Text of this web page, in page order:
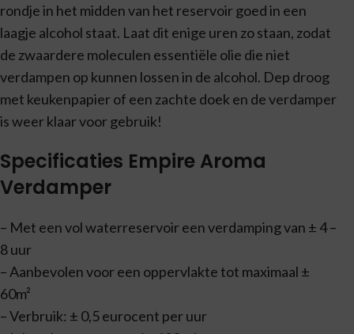
rondje in het midden van het reservoir goed in een
laagje alcohol staat. Laat dit enige uren zo staan, zodat
de zwaardere moleculen essentiële olie die niet
verdampen op kunnen lossen in de alcohol. Dep droog
met keukenpapier of een zachte doek en de verdamper
is weer klaar voor gebruik!
Specificaties Empire Aroma
Verdamper
– Met een vol waterreservoir een verdamping van ± 4 –
8 uur
– Aanbevolen voor een oppervlakte tot maximaal ±
60m²
– Verbruik: ± 0,5 eurocent per uur